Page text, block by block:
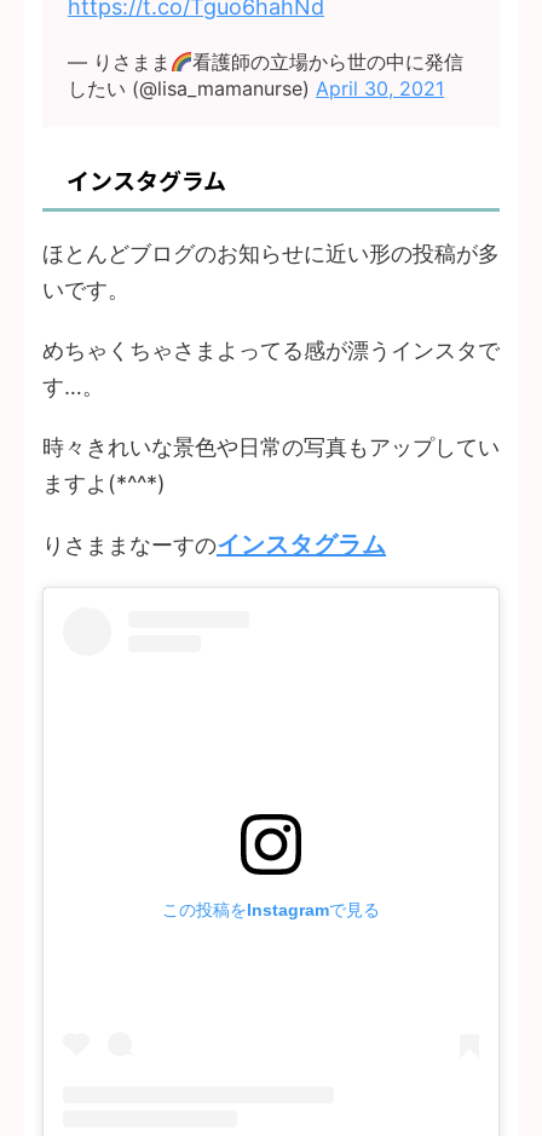
https://t.co/Tguo6hahNd
— りさまま
看護師の立場から世の中に発信
したい (@lisa_mamanurse) April 30, 2021
インスタグラム
ほとんどブログのお知らせに近い形の投稿が多
いです。
めちゃくちゃさまよってる感が漂うインスタで
す…。
時々きれいな景色や日常の写真もアップしてい
ますよ(*^^*)
りさままなーすのインスタグラム
この投稿をInstagramで見る